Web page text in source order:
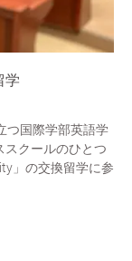
学
つ国際学部英語学
スクールのひとつ
」の交換留学に参